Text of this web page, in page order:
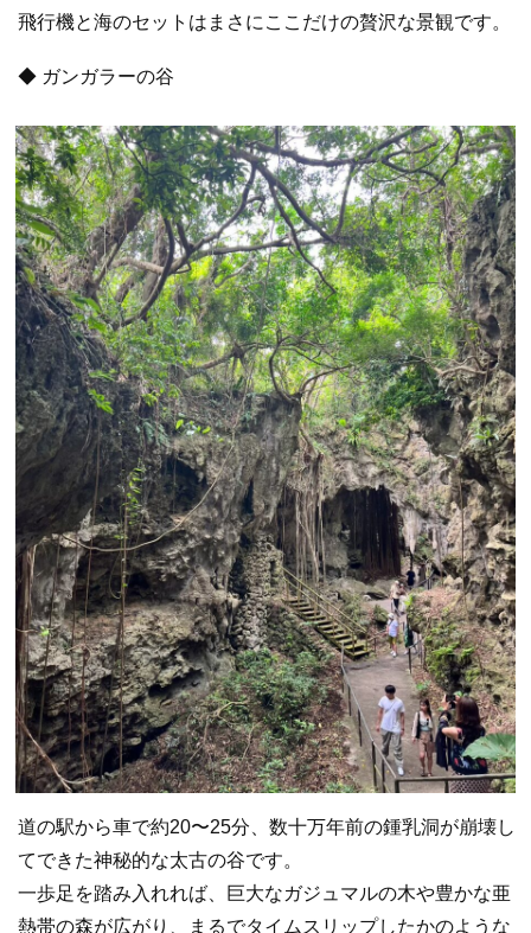
飛行機と海のセットはまさにここだけの贅沢な景観です。
◆ ガンガラーの谷
道の駅から車で約20〜25分、数十万年前の鍾乳洞が崩壊し
てできた神秘的な太古の谷です。
一歩足を踏み入れれば、巨大なガジュマルの木や豊かな亜
熱帯の森が広がり、まるでタイムスリップしたかのような